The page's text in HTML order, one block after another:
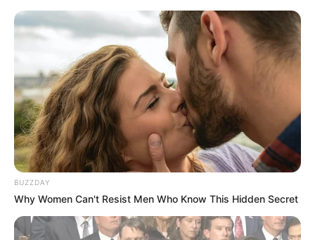
Arrivée Quinté PMU du PRIX DES
LANDES
BUZZDAY
Why Women Can't Resist Men Who Know This Hidden Secret